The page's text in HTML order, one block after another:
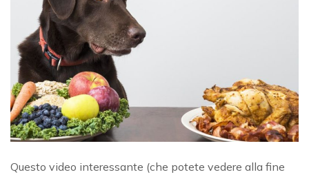
Questo video interessante (che potete vedere alla fine